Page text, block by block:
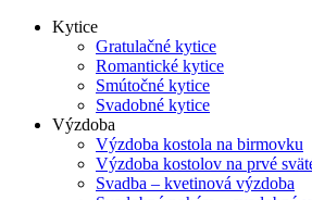
Kytice
Gratulačné kytice
Romantické kytice
Smútočné kytice
Svadobné kytice
Výzdoba
Výzdoba kostola na birmovku
Výzdoba kostolov na prvé
Svadba – kvetinová výzdoba